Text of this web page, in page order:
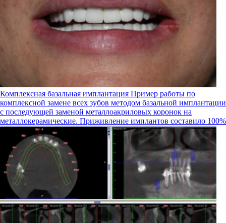
Комплексная базальная имплантация Пример работы по
комплексной замене всех зубов методом базальной имплантации
с последующей заменой металлоакриловых коронок на
металлокерамические. Приживление имплантов составило 100%